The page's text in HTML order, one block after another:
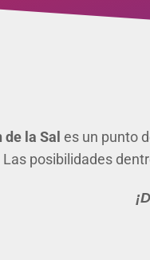
la Sal es un punto
posibilidades